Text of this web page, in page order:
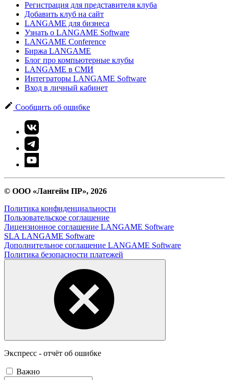
Регистрация для представителя клуба
Добавить клуб на сайт
LANGAME для бизнеса
Узнать о LANGAME Software
LANGAME Conference
Биржа LANGAME
Блог про компьютерные клубы
LANGAME в СМИ
Интеграторы LANGAME Software
Вход в личный кабинет
Сообщить об ошибке
© ООО «Лангейм ПР», 2026
Политика конфиденциальности
Пользовательское соглашение
Лицензионное соглашение LANGAME Software
SLA LANGAME Software
Дополнительное соглашение LANGAME Software
Политика безопасности платежей
Экспресс - отчёт об ошибке
Важно